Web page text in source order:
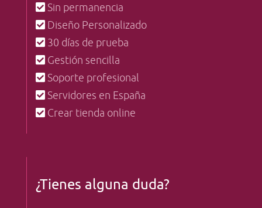
Sin permanencia
Diseño Personalizado
30 días de prueba
Gestión sencilla
Soporte profesional
Servidores en España
Crear tienda online
¿Tienes alguna duda?